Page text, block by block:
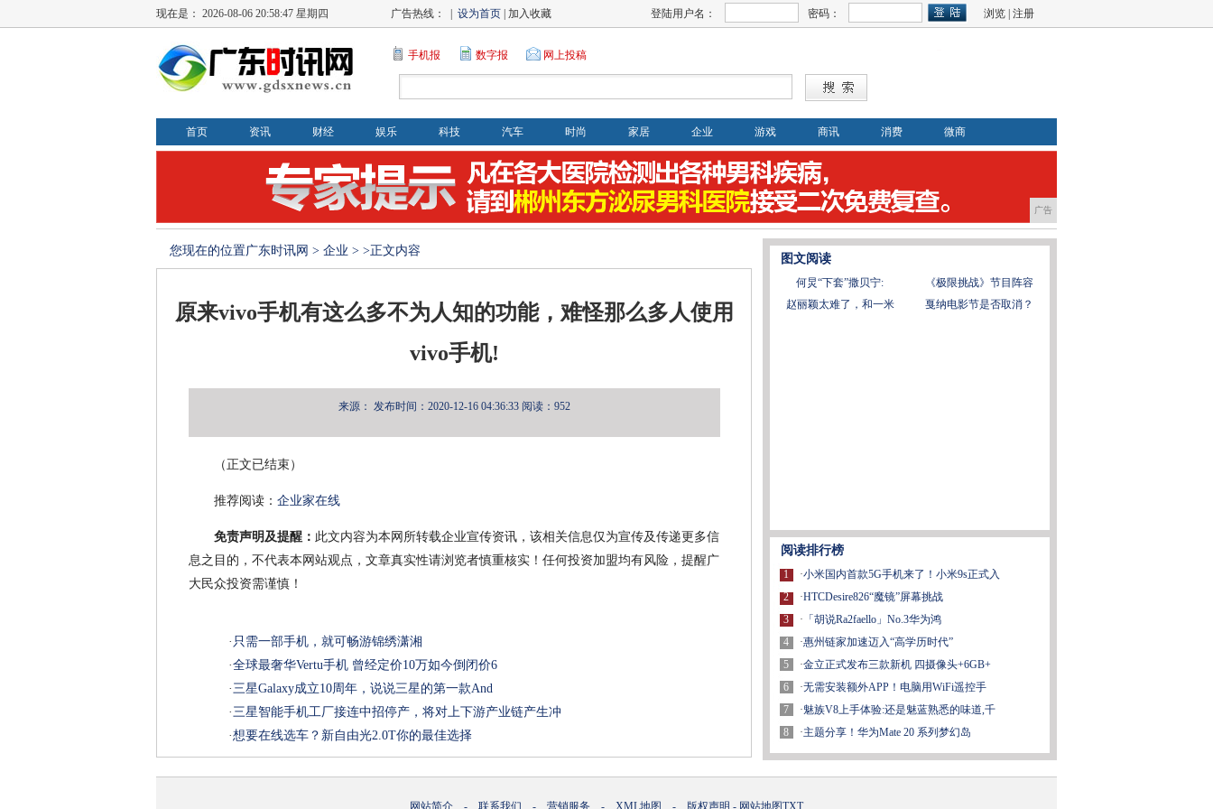
现在是： 2026-08-06 20:58:48 星期四 广告热线： | 设为首页 | 加入收藏 登陆用户名： 密码： 浏览 注册
手机报 数字报 网上投稿
首页 资讯 财经 娱乐 科技 汽车 时尚 家居 企业 游戏 商讯 消费 微商
广告
您现在的位置广东时讯网 > 企业 > >正文内容
原来vivo手机有这么多不为人知的功能，难怪那么多人使用
vivo手机!
来源： 发布时间：2020-12-16 04:36:33 阅读：952
（正文已结束）
推荐阅读： 企业家在线
免责声明及提醒： 此文内容为本网所转载企业宣传资讯，该相关信息仅为宣传及传递更多信
息之目的，不代表本网站观点，文章真实性请浏览者慎重核实！任何投资加盟均有风险，提醒广
大民众投资需谨慎！
· 只需一部手机，就可畅游锦绣潇湘
·全球最奢华Vertu手机 曾经定价10万如今倒闭价6
·三星Galaxy成立10周年，说说三星的第一款And
·三星智能手机工厂接连中招停产，将对上下游产业链产生冲
·想要在线选车？新自由光2.0T你的最佳选择
图文阅读
何炅“下套”撒贝宁:
《极限挑战》节目阵容
赵丽颖太难了，和一米
戛纳电影节是否取消？
阅读排行榜
1
2
3
4
5
6
7
8
·小米国内首款5G手机来了！小米9s正式入
·HTCDesire826“魔镜”屏幕挑战
· 「胡说Ra2faello」No.3华为鸿
·惠州链家加速迈入“高学历时代”
·金立正式发布三款新机 四摄像头+6GB+
·无需安装额外APP！电脑用WiFi遥控手
·魅族V8上手体验:还是魅蓝熟悉的味道,千
·主题分享！华为Mate 20 系列梦幻岛
网站简介 - 联系我们 - 营销服务 - XML地图 - 版权声明 - 网站地图TXT